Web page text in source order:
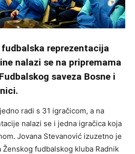
reprezentacija
nalazi se na pripremama
saveza Bosne i
radi s 31 igračicom, a na
nalazi se i jedna igračica koja
Jovana Stevanović izuzetno je
fudbalskog kluba Radnik